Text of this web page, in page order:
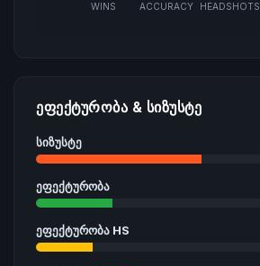
WINS ACCURACY HEADSHOTS
ᲔᲤᲔᲥᲢᲣᲠᲝᲑᲐ & ᲡᲘᲖᲣᲡᲢᲔ
სიზუსტე
ეფექტურობა
ეფექტურობა HS